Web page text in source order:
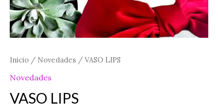
Inicio / Novedades / VASO LIPS
Novedades
VASO LIPS